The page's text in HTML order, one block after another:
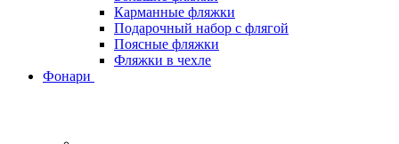
Карманные фляжки
Подарочный набор с флягой
Поясные фляжки
Фляжки в чехле
Фонари